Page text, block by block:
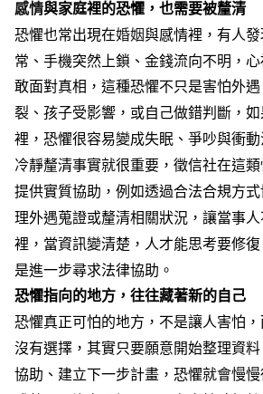
感情與家庭裡的恐懼，也需要被釐清
恐懼也常出現在婚姻與感情裡，有人
常、手機突然上鎖、金錢流向不明，
敢面對真相，這種恐懼不只是害怕外
裂、孩子受影響，或自己做錯判斷，如
裡，恐懼很容易變成失眠、爭吵與衝動
冷靜釐清事實就很重要，徵信社在這
提供實質協助，例如透過合法合規方
理外遇蒐證或釐清相關狀況，讓當事
裡，當資訊變清楚，人才能思考要修
是進一步尋求法律協助。
恐懼指向的地方，往往藏著新的自己
恐懼真正可怕的地方，不是讓人害怕
沒有選擇，其實只要願意開始整理資
協助、建立下一步計畫，恐懼就會慢慢